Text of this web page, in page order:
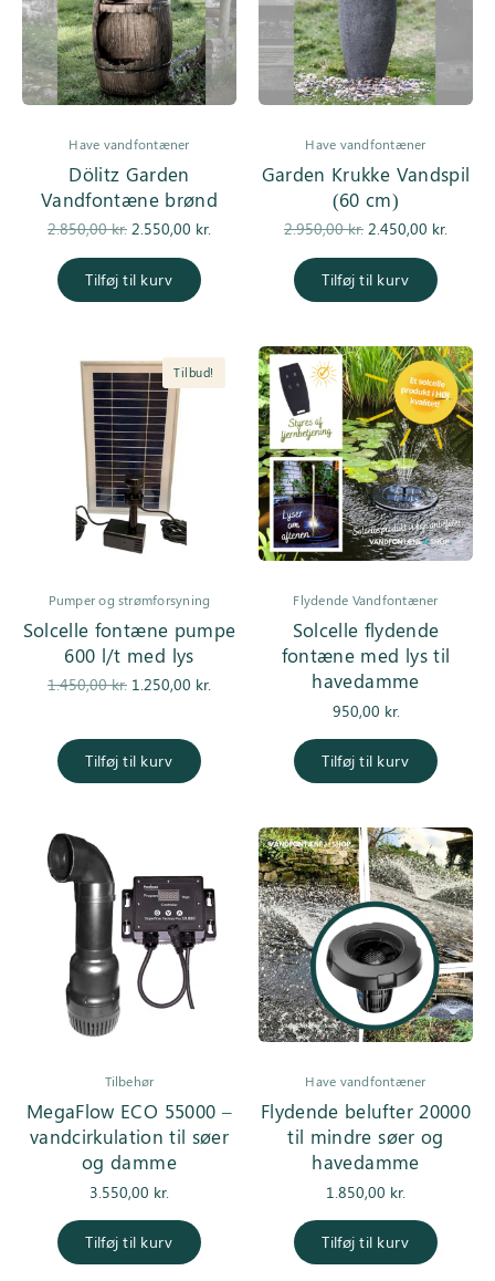
Have vandfontæner
Dölitz Garden
Vandfontæne brønd
2.850,00kr.
Den
pris var:
2.850,00 kr..
2.550,00 kr.
Tilføj til kurv
Have vandfontæner
Garden Krukke Vandspil
(60 cm)
2.950,00kr.
Den
pris var:
2.950,00 kr..
2.450,00 kr.
Tilføj til kurv
Tilbud!
Pumper og strømforsyning
Solcelle fontæne pumpe
600 l/t med lys
1.450,00kr.
Den
1.450,00 kr..
1.250,00 kr.
Tilføj til kurv
Flydende Vandfontæner
Solcelle flydende
fontæne med lys til
havedamme
950,00 kr.
Tilføj til kurv
Tilbehør
MegaFlow ECO 55000 –
vandcirkulation til søer
og damme
3.550,00 kr.
Tilføj til kurv
Have vandfontæner
Flydende belufter 20000
til mindre søer og
havedamme
1.850,00 kr.
Tilføj til kurv